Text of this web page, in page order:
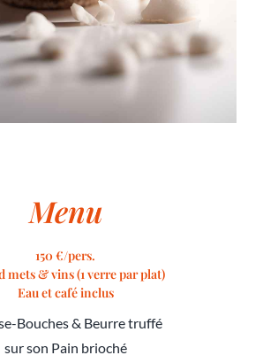
Menu
150 €/pers.
mets & vins (1 verre par plat)
Eau et café inclus
Bouches & Beurre truffé
sur son Pain brioché